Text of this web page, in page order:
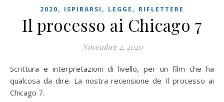
2020, ISPIRARSI , LEGGE , RIFLETTERE
Il processo ai Chicago 7
Novembre 2, 2020
Scrittura e interpretazioni di livello, per un film che ha
qualcosa da dire. La nostra recensione de Il processo ai
Chicago 7.